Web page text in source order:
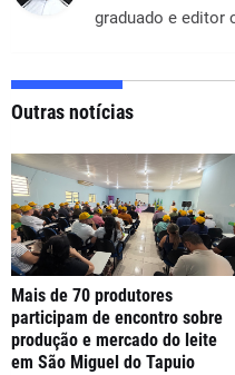
graduado e editor
Outras notícias
Mais de 70 produtores
participam de encontro sobre
produção e mercado do leite
em São Miguel do Tapuio